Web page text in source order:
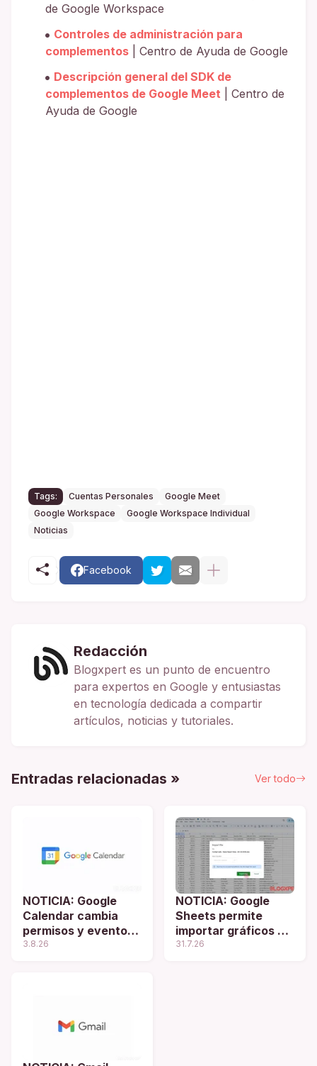
de Google Workspace
Controles de administración para
complementos | Centro de Ayuda de Google
Descripción general del SDK de
complementos de Google Meet | Centro de
Ayuda de Google
Tags: Cuentas Personales
Google Meet
Google Workspace
Google Workspace Individual
Noticias
Facebook
Redacción
Blogxpert es un punto de encuentro
para expertos en Google y entusiastas
en tecnología dedicada a compartir
artículos, noticias y tutoriales.
Entradas relacionadas » Ver todo
NOTICIA: Google
Calendar cambia
permisos y eventos
recurrentes
3.8.26
NOTICIA: Google
Sheets permite
importar gráficos de
barras 3D
31.7.26